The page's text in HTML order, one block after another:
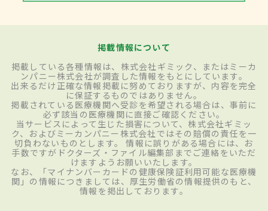
掲載情報について
掲載している各種情報は、株式会社ギミック、またはミーカ
ンパニー株式会社が調査した情報をもとにしています。
出来るだけ正確な情報掲載に努めておりますが、内容を完全
に保証するものではありません。
掲載されている医療機関へ受診を希望される場合は、事前に
必ず該当の医療機関に直接ご確認ください。
当サービスによって生じた損害について、株式会社ギミッ
ク、およびミーカンパニー株式会社ではその賠償の責任を一
切負わないものとします。 情報に誤りがある場合には、お
手数ですがドクターズ・ファイル編集部までご連絡をいただ
けますようお願いいたします。
なお、「マイナンバーカードの健康保険証利用可能な医療機
関」の情報につきましては、厚生労働省の情報提供のもと、
情報を掲出しております。